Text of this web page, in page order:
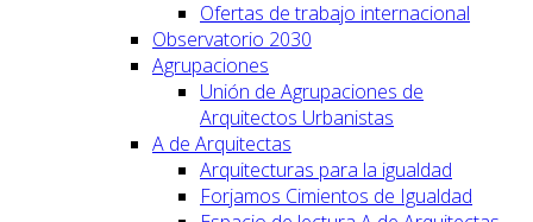
Ofertas de trabajo internacional
Observatorio 2030
Agrupaciones
Unión de Agrupaciones de
Arquitectos Urbanistas
A de Arquitectas
Arquitecturas para la igualdad
Forjamos Cimientos de Igualdad